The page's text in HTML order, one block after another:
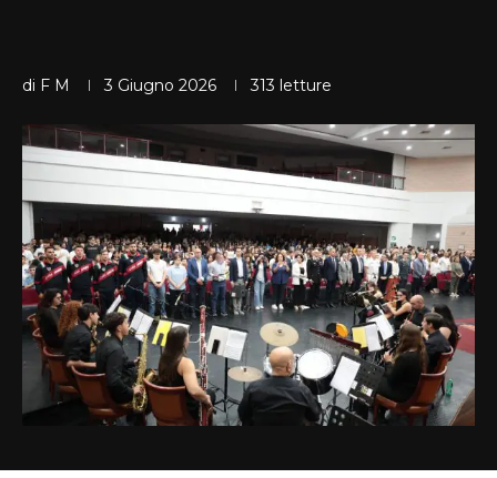
di F M 3 Giugno 2026 313 letture